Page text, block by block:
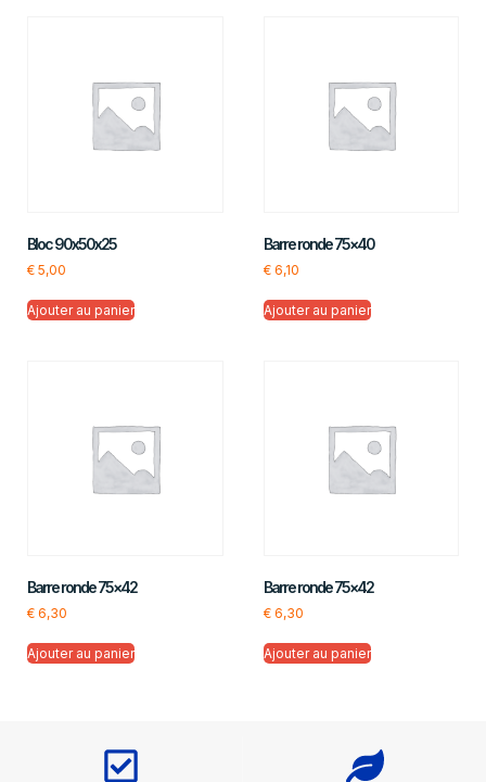
Bloc 90x50x25
€ 5,00
Ajouter au panier
Barre ronde 75×40
€6,10
Ajouter au panier
Barre ronde 75×42
€ 6,30
Ajouter au panier
Barre ronde 75×42
€6,30
Ajouter au panier